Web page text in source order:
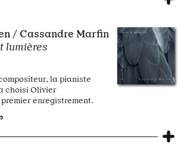
/ Cassandre Marfin
lumières
la pianiste
choisi Olivier
enregistrement.